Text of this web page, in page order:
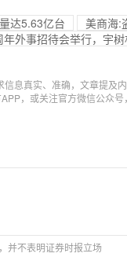
达5.63亿台
美商海:
外事招待会举行，宇
信息真实、准确，文章提及
APP，或关注官方微信公众
并不表明证券时报立场